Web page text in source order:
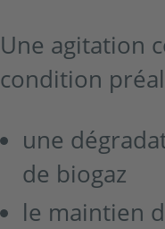
Une agitation
condition
une
de biogaz
le maintien